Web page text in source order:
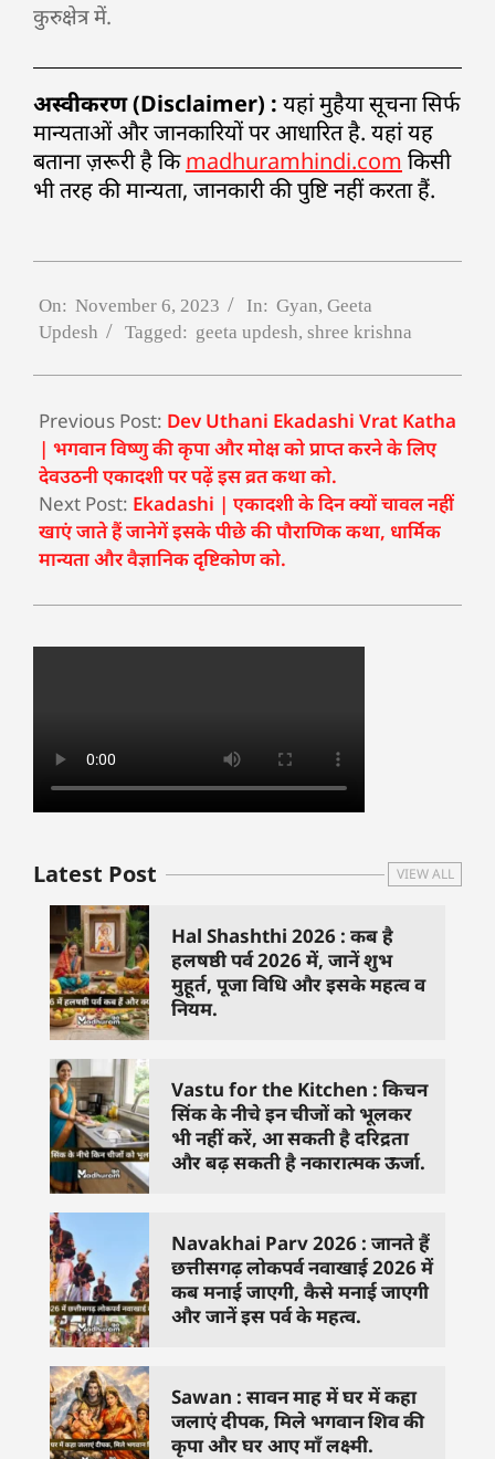
कुरुक्षेत्र में.
अस्वीकरण (Disclaimer) : यहां मुहैया सूचना सिर्फ
मान्यताओं और जानकारियों पर आधारित है. यहां यह
बताना ज़रूरी है किmadhuramhindi.com किसी
भी तरह की मान्यता, जानकारी की पुष्टि नहीं करता हैं.
On: November 6, 2023 In: Gyan, Geeta
Updesh
Tagged: geeta updesh, shree krishna
Previous Post: Dev Uthani Ekadashi Vrat Katha
| भगवान विष्णु की कृपा और मोक्ष को प्राप्त करने के लिए
देवउठनी एकादशी पर पढ़ें इस व्रत कथा को.
Next Post: Ekadashi | एकादशी के दिन क्यों चावल नहीं
खाएं जाते हैं जानेगें इसके पीछे की पौराणिक कथा, धार्मिक
मान्यता और वैज्ञानिक दृष्टिकोण को.
Latest Post VIEW ALL
Hal Shashthi 2026 : कब है
हलषष्ठी पर्व 2026 में, जानें शुभ
मुहूर्त, पूजा विधि और इसके महत्व व
नियम.
Vastu for the Kitchen : किचन
सिंक के नीचे इन चीजों को भूलकर
भी नहीं करें, आ सकती है दरिद्रता
और बढ़ सकती है नकारात्मक ऊर्जा.
Navakhai Parv 2026 : जानते हैं
छत्तीसगढ़ लोकपर्व नवाखाई 2026 में
कब मनाई जाएगी, कैसे मनाई जाएगी
और जानें इस पर्व के महत्व.
Sawan : सावन माह में घर में कहा
जलाएं दीपक, मिले भगवान शिव की
कृपा और घर आए माँ लक्ष्मी.